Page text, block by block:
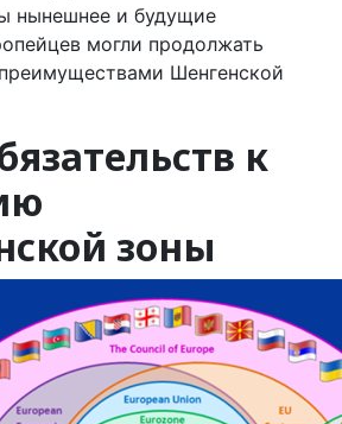
нынешнее и будущие
могли продолжать
Шенгенской
к
зоны